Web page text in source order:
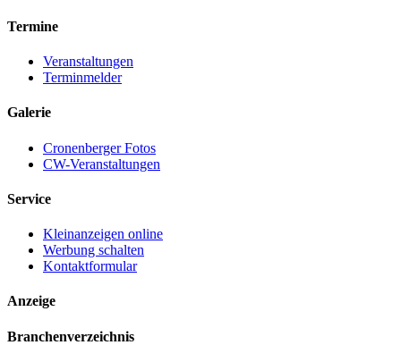
Termine
Veranstaltungen
Terminmelder
Galerie
Cronenberger Fotos
CW-Veranstaltungen
Service
Kleinanzeigen online
Werbung schalten
Kontaktformular
Anzeige
Branchenverzeichnis